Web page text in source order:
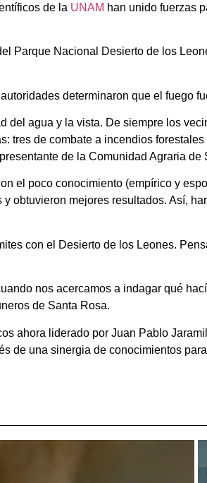
de la UNAM han unido fuerzas
Parque Nacional Desierto de los
determinaron que el fuego
del agua y la vista. De siempre los
tres de combate a incendios
de la Comunidad Agraria de
el poco conocimiento (empírico y
obtuvieron mejores resultados. Así,
con el Desierto de los Leones.
nos acercamos a indagar qué
de Santa Rosa.
ahora liderado por Juan Pablo
de una sinergia de conocimientos